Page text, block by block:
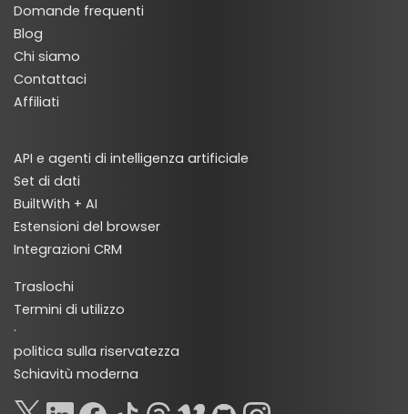
Domande frequenti
Blog
Chi siamo
Contattaci
Affiliati
API e agenti di intelligenza artificiale
Set di dati
BuiltWith + AI
Estensioni del browser
Integrazioni CRM
Traslochi
Termini di utilizzo
·
politica sulla riservatezza
Schiavitù moderna